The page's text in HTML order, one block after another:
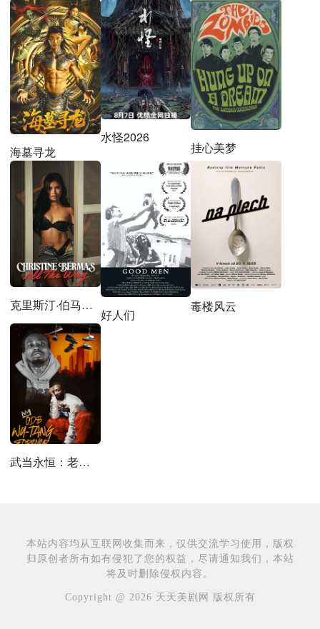
海墓寻龙
水怪2026
挂心美梦
克里斯汀·伯马斯：自始至终
好人们
毒楼风云
武当永恒：老邋遢鬼大传
本站内容均从互联网收集而来，仅供交流学习使用，版权
归原创者所有如有侵犯了您的权益，尽请通知我们，本站
将及时删除侵权内容。
Copyright @ 2026 天天美剧网 版权所有